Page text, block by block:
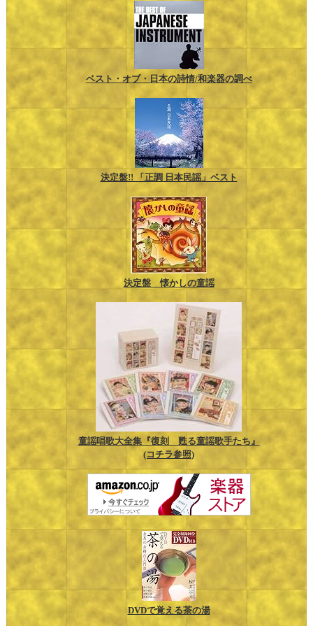
ベスト・オブ・日本の詩情/和楽器の調べ
決定盤!! 「正調 日本民謡」ベスト
決定盤 懐かしの童謡
童謡唱歌大全集『復刻 甦る童謡歌手たち』
(コチラ参照)
DVDで覚える茶の湯